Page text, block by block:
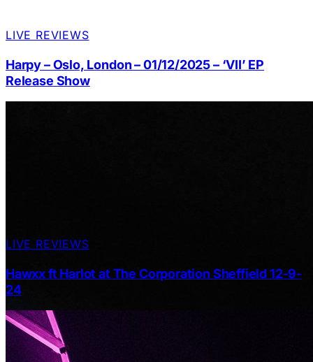
LIVE REVIEWS
Harpy – Oslo, London – 01/12/2025 – ‘VII’ EP
Release Show
LIVE REVIEWS
Hawxx ft Harlot at The Corporation Sheffield 12-9-
24